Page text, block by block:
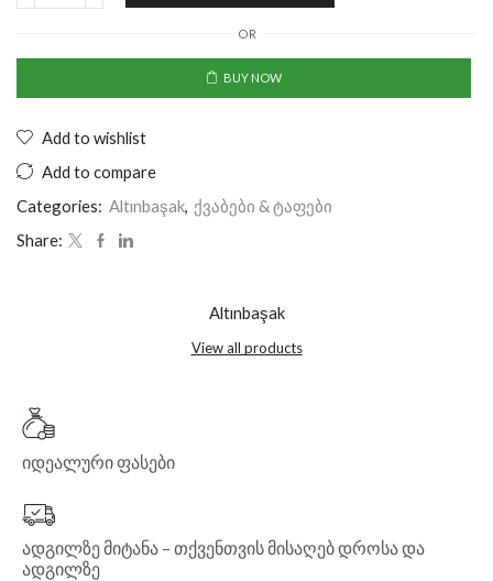
OR
BUY NOW
Add to wishlist
Add to compare
Categories: Altınbaşak, ქვაბები & ტაფები
Share:
Altınbaşak
View all products
იდეალური ფასები
ადგილზე მიტანა – თქვენთვის მისაღებ დროსა და
ადგილზე